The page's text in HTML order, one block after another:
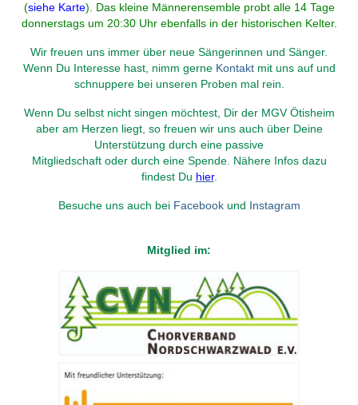
(siehe Karte). Das kleine Männerensemble probt alle 14 Tage
donnerstags um 20:30 Uhr ebenfalls in der historischen Kelter.
Wir freuen uns immer über neue Sängerinnen und Sänger.
Wenn Du Interesse hast, nimm gerne Kontaktmit uns auf und
schnuppere bei unseren Proben mal rein.
Wenn Du selbst nicht singen möchtest, Dir der MGV Ötisheim
aber am Herzen liegt, so freuen wir uns auch über Deine
Unterstützung durch eine passive
Mitgliedschaft oder durch eine Spende. Nähere Infos dazu
findest Du hier.
Besuche uns auch bei Facebookund Instagram
Mitglied im: